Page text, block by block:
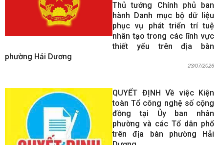
Thủ tướng Chính phủ ban
hành Danh mục bộ dữ liệu
phục vụ phát triển trí tuệ
nhân tạo trong các lĩnh vực
thiết yếu trên địa bàn
phường Hải Dương
23/07/2026
QUYẾT ĐỊNH Về việc Kiện
toàn Tổ công nghệ số cộng
đồng tại Ủy ban nhân
phường và các Tổ dân phố
trên địa bàn phường Hải